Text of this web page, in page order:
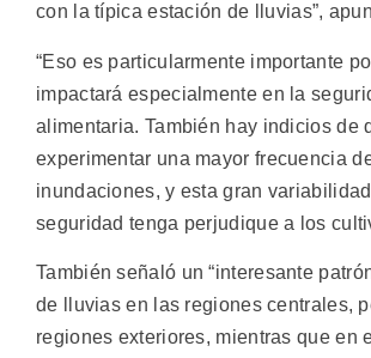
con la típica estación de lluvias”,
“Eso es particularmente importante
impactará especialmente en la
alimentaria. También hay indicios de
experimentar una mayor frecuencia
inundaciones, y esta gran
seguridad tenga perjudique a los
También señaló un “interesante
de lluvias en las regiones centrales,
regiones exteriores, mientras que en